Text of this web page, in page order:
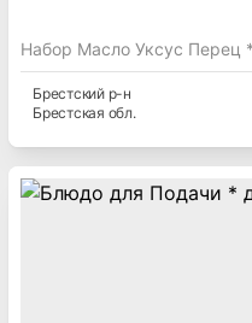
Набор Масло Уксус Перец
Брестскийр-н
Брестская обл.